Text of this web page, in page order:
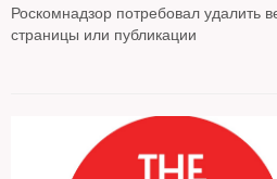
Роскомнадзор потребовал удалить
страницы или публикации